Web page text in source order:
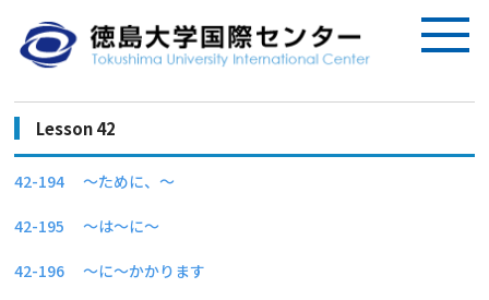
Lesson 42
42-194 〜ために、〜
42-195 〜は〜に〜
42-196 〜に〜かかります